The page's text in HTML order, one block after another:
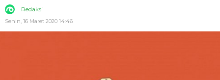
Redaksi
Senin, 16 Maret 2020 14:46